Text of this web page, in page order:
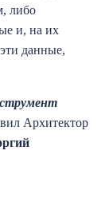
либо
и, на их
данные,
Архитектор